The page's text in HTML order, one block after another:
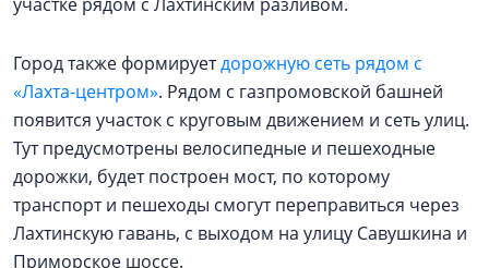
Город также формируетдорожную сеть рядом с
«Лахта-центром». Рядом с газпромовской башней
появится участок с круговым движением и сеть улиц.
Тут предусмотрены велосипедные и пешеходные
дорожки, будет построен мост, по которому
транспорт и пешеходы смогут переправиться через
Лахтинскую гавань, с выходом на улицу Савушкина и
Приморское шоссе.